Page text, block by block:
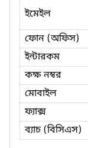
ইমেইল
ফোন (অফিস)
ইন্টারকম
কক্ষ নম্বর
মোবাইল
ফ্যাক্স
ব্যাচ (বিসিএস)